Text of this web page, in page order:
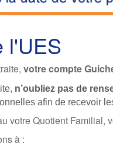
l'UES
votre compte
n’oubliez pas de
afin de recevoir
votre Quotient Familial,
à :